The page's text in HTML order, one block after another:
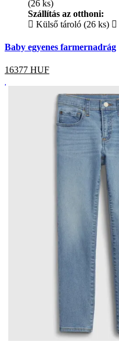
(26 ks)
Szállítás az otthoni:
Külső tároló (26 ks)
Baby egyenes farmernadrág
16377 HUF